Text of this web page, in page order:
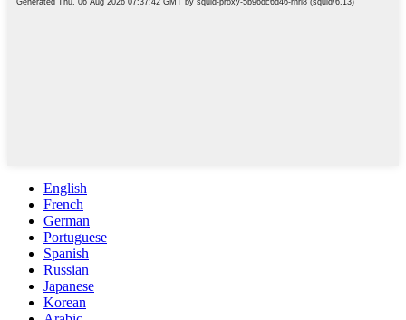
English
French
German
Portuguese
Spanish
Russian
Japanese
Korean